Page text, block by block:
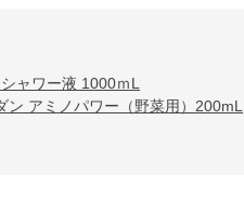
ャワー液 1000ｍL
ン アミノパワー（野菜用）200mL